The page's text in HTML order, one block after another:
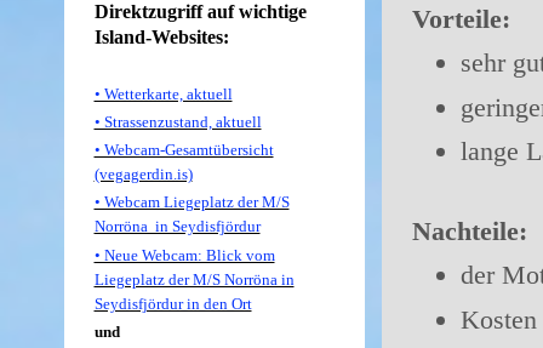
Vorteile:
sehr
lange
Nachteile:
der
Direktzugriff auf wichtige
Island-Websites:
• Wetterkarte, aktuell
• Strassenzustand, aktuell
• Webcam-Gesamtübersicht
(vegagerdin.is)
• Webcam Liegeplatz der M/S
Norröna in Seydisfjördur
• Neue Webcam: Blick vom
Liegeplatz der M/S Norröna in
Seydisfjördur in den Ort
und